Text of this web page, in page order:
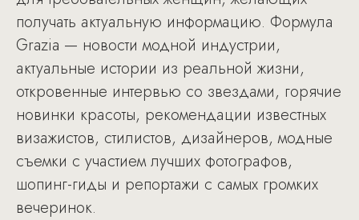
получать актуальную информацию. Формула
Grazia — новости модной индустрии,
актуальные истории из реальной жизни,
откровенные интервью со звездами, горячие
новинки красоты, рекомендации известных
визажистов, стилистов, дизайнеров, модные
съемки с участием лучших фотографов,
шопинг-гиды и репортажи с самых громких
вечеринок.